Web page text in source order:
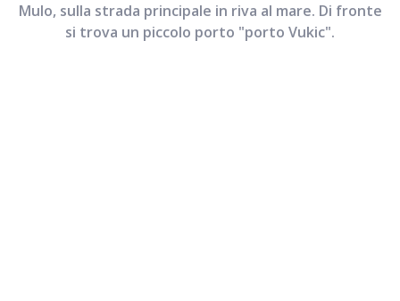
Mulo, sulla strada principale in riva al mare. Di fronte
si trova un piccolo porto "porto Vukic".